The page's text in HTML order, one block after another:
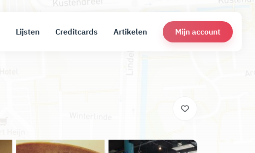
Lijsten Creditcards Artikelen Mijn account